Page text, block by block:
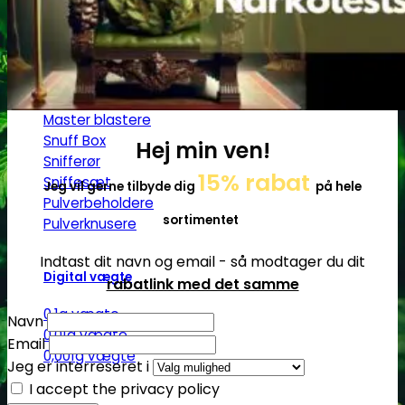
Ø20
SG14
Sniff & Snus
Master blastere
Snuff Box
Snifferør
Sniffesæt
Pulverbeholdere
Pulverknusere
Digital vægte
0,1g vægte
0,01g vægte
0,001g vægte
Hej min ven!
Jeg vil gerne tilbyde dig 15% rabat på hele
sortimentet
Indtast dit navn og email - så modtager du dit
rabatlink med det samme
Navn
Email
Jeg er interreseret i
I accept the privacy policy